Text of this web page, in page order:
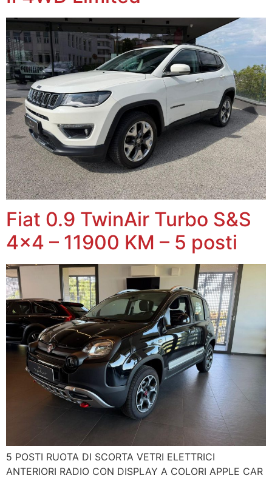
Fiat 0.9 TwinAir Turbo S&S
4×4 – 11900 KM – 5 posti
5 POSTI RUOTA DI SCORTA VETRI ELETTRICI
ANTERIORI RADIO CON DISPLAY A COLORI APPLE CAR